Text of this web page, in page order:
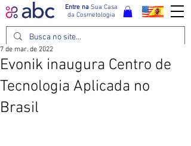
Entre naSua Casa
da Cosmetologia
Evonik inaugura Centro de
Tecnologia Aplicada no
Brasil
7 de mar. de 2022